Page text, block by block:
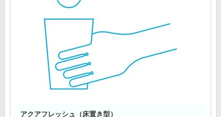
アクアフレッシュ（床置き型）